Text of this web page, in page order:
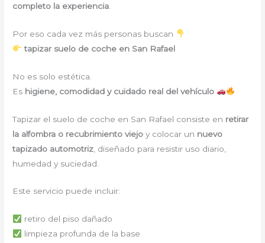
completo la experiencia
Por eso cada vez más personas buscan
tapizar suelo de coche en San Rafael
No es solo estética.
Es higiene, comodidad y cuidado real del vehículo
Tapizar el suelo de coche en San Rafael consiste en retirar
la alfombra o recubrimiento viejo y colocar un nuevo
tapizado automotriz , diseñado para resistir uso diario,
humedad y suciedad.
Este servicio puede incluir:
retiro del piso dañado
limpieza profunda de la base